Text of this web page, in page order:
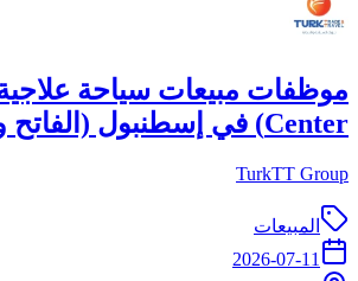
Center) في إسطنبول (الفاتح وبيليك دوزو)
TurkTT Group
المبيعات
2026-07-11